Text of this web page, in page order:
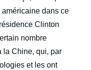
dans ce
Clinton
nombre
la Chine, qui, par
et les ont